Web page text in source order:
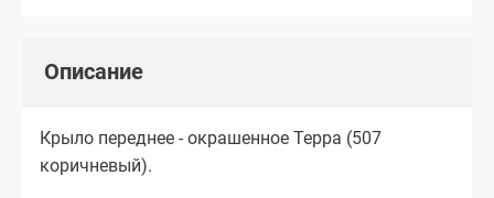
Описание
Крыло переднее - окрашенное Терра (507
коричневый).